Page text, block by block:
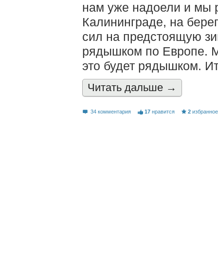
нам уже надоели и мы
Калининграде, на
сил на предстоящую
рядышком по Европе.
это будет рядышком.
Читать дальшe →
34 комментария 17 нравится 2 избранное